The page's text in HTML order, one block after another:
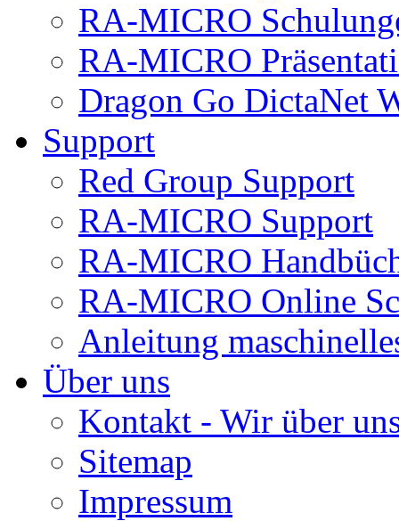
RA-MICRO
RA-MICRO
Dragon Go DictaNet
Support
Red Group Support
RA-MICRO Support
RA-MICRO
RA-MICRO Online
Anleitung
Über uns
Kontakt - Wir über
Sitemap
Impressum